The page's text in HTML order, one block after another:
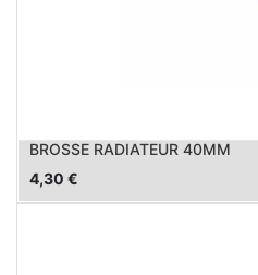
BROSSE RADIATEUR 40MM
4,30 €